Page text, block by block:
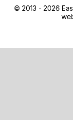
© 2013 - 2026